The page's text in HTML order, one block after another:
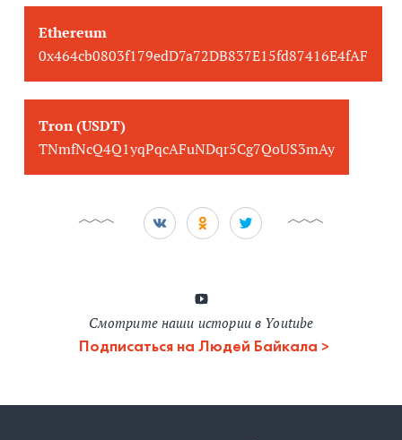
Ethereum
0x464cb0803f179edD7a72DB837E15fd87416E4fAF
Tron (USDT)
TNmfNcQ4Q1yqPqcAFuNDqr5Cg7QoUS3mAy
Смотрите наши истории в Youtube
Подписаться на Людей Байкала